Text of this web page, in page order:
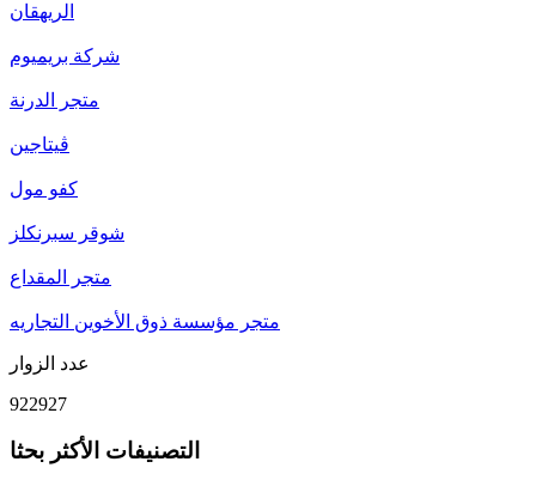
الريهقان
شركة بريميوم
متجر الدرنة
ڤيتاجين
كفو مول
شوقر سبرنكلز
متجر المقداع
متجر مؤسسة ذوق الأخوين التجاريه
عدد الزوار
922927
التصنيفات الأكثر بحثا